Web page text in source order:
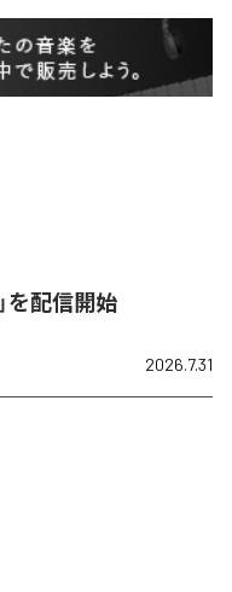
を配信開始
2026.7.31